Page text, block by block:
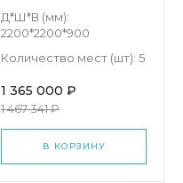
Д*Ш*В (мм):
2200*2200*900
Количество мест (шт): 5
1 365 000 ₽
1 467 341 ₽
В КОРЗИНУ